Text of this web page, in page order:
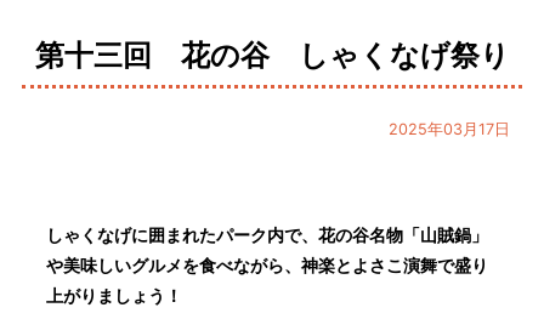
第十三回 花の谷 しゃくなげ祭り
2025年03月17日
しゃくなげに囲まれたパーク内で、花の谷名物「山賊鍋」
や美味しいグルメを食べながら、神楽とよさこ演舞で盛り
上がりましょう！